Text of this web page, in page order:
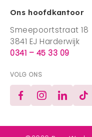
Ons hoofdkantoor
Smeepoortstraat 18
3841 EJ Harderwijk
0341 – 45 33 09
VOLG ONS
FacebookInstagram